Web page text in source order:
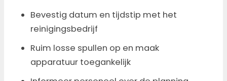
Bevestig datum en tijdstip met het
reinigingsbedrijf
Ruim losse spullen op en maak
apparatuur toegankelijk